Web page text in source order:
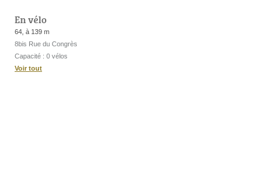
En vélo
64, à 139 m
8bis Rue du Congrès
Capacité : 0 vélos
Voir tout